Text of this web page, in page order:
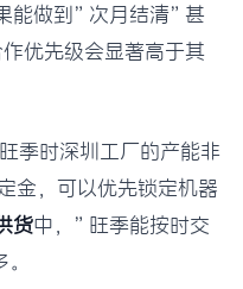
能做到”次月结清”甚
优先级会显著高于其
旺季时深圳工厂的产能非
金，可以优先锁定机器
货中，”旺季能按时交